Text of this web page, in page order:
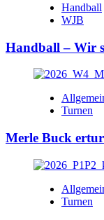
Handball
WJB
Handball – Wir
Turnen
Merle Buck
Turnen